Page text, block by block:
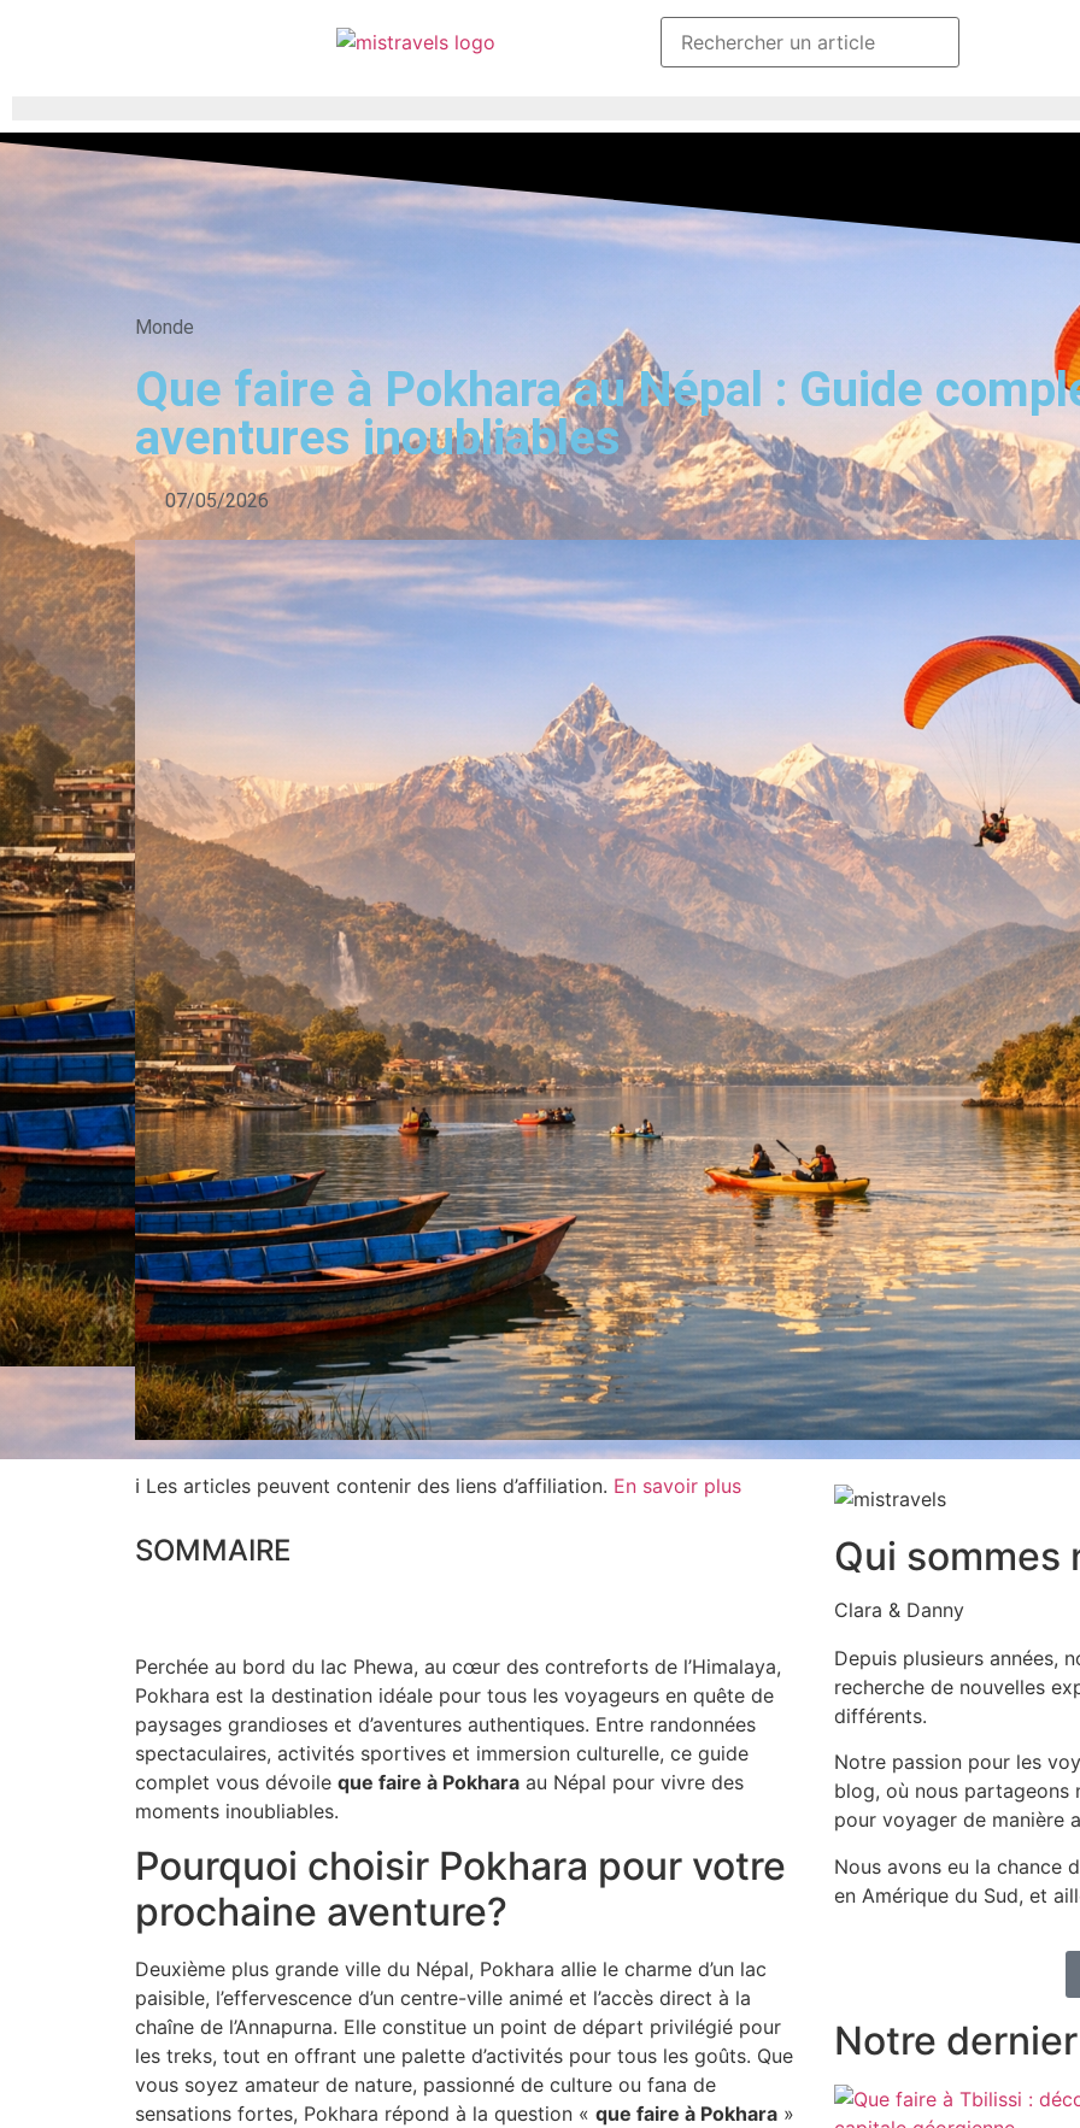
Monde
Que faire à Pokhara au Népal : Guide
aventures inoubliables
07/05/2026
ℹ Les articles peuvent contenir des liens d’affiliation. En savoir plus
SOMMAIRE
Perchée au bord du lac Phewa, au cœur des contreforts de l’Himalaya,
Pokhara est la destination idéale pour tous les voyageurs en quête de
paysages grandioses et d’aventures authentiques. Entre randonnées
spectaculaires, activités sportives et immersion culturelle, ce guide
complet vous dévoile que faire à Pokhara au Népal pour vivre des
moments inoubliables.
Pourquoi choisir Pokhara pour votre
prochaine aventure?
Deuxième plus grande ville du Népal, Pokhara allie le charme d’un lac
paisible, l’effervescence d’un centre-ville animé et l’accès direct à la
chaîne de l’Annapurna. Elle constitue un point de départ privilégié pour
les treks, tout en offrant une palette d’activités pour tous les goûts. Que
vous soyez amateur de nature, passionné de culture ou fana de
sensations fortes, Pokhara répond à la question « que faire à Pokhara »
Qui sommes
Clara & Danny
Depuis plusieurs années,
recherche de nouvelles
différents.
Notre passion pour les
blog, où nous partageons
pour voyager de manière
Nous avons eu la chance
en Amérique du Sud, et
Notre